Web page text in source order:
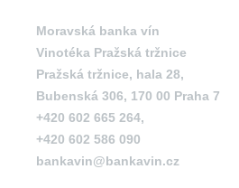
Moravská banka vín
Vinotéka Pražská tržnice
Pražská tržnice, hala 28,
Bubenská 306, 170 00 Praha 7
+420 602 665 264,
+420 602 586 090
bankavin@bankavin.cz